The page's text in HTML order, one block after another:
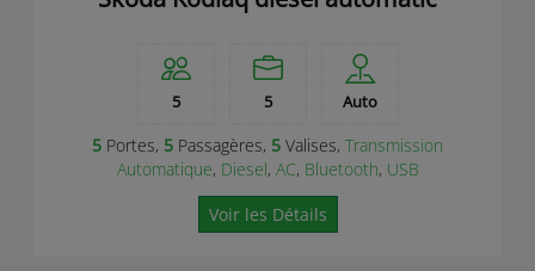
5 5 Auto
5 Portes, 5 Passagères, 5 Valises, Transmission
Automatique, Diesel, AC, Bluetooth, USB
Voir les Détails